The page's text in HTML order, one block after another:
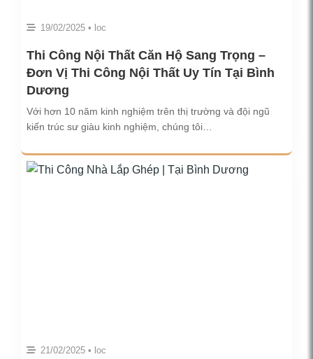
19/02/2025 • loc
Thi Công Nội Thất Căn Hộ Sang Trọng –
Đơn Vị Thi Công Nội Thất Uy Tín Tại Bình
Dương
Với hơn 10 năm kinh nghiệm trên thị trường và đội ngũ
kiến trúc sư giàu kinh nghiệm, chúng tôi…
21/02/2025 • loc